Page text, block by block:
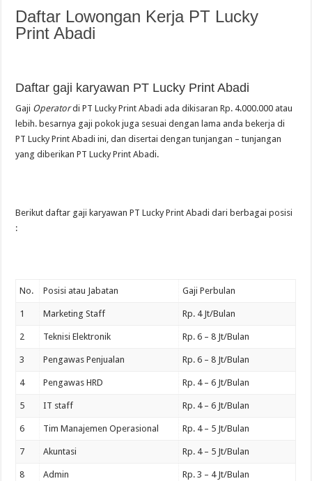
Daftar Lowongan Kerja PT Lucky
Print Abadi
Daftar gaji karyawan PT Lucky Print Abadi
Gaji Operatordi PT Lucky Print Abadi ada dikisaran Rp. 4.000.000 atau
lebih. besarnya gaji pokok juga sesuai dengan lama anda bekerja di
PT Lucky Print Abadi ini, dan disertai dengan tunjangan – tunjangan
yang diberikan PT Lucky Print Abadi.
Berikut daftar gaji karyawan PT Lucky Print Abadi dari berbagai posisi
:
No. Posisi atau Jabatan Gaji Perbulan
1 Marketing Staff Rp. 4 Jt/Bulan
2 Teknisi Elektronik Rp. 6 – 8 Jt/Bulan
3 Pengawas Penjualan Rp. 6 – 8 Jt/Bulan
4 Pengawas HRD Rp. 4 – 6 Jt/Bulan
5 IT staff Rp. 4 – 6 Jt/Bulan
6 Tim Manajemen Operasional Rp. 4 – 5 Jt/Bulan
7 Akuntasi Rp. 4 – 5 Jt/Bulan
8 Admin Rp. 3 – 4 Jt/Bulan